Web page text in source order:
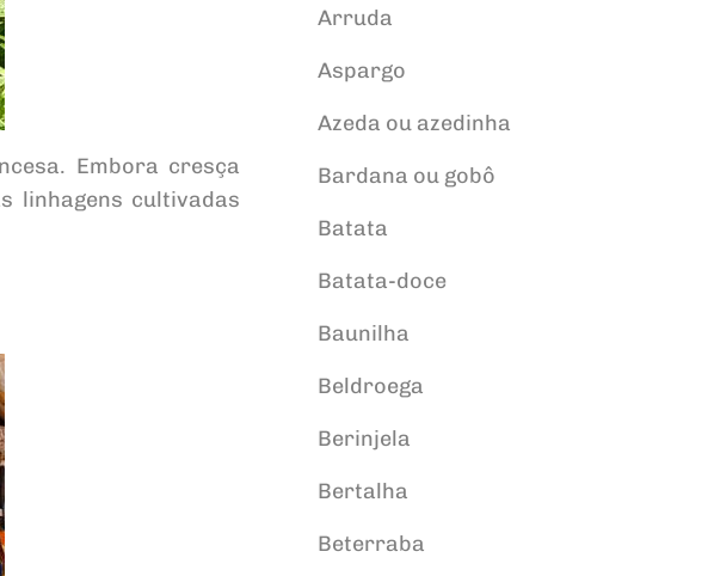
Embora cresça
linhagens cultivadas
Arruda
Aspargo
Azeda ou azedinha
Bardana ou gobô
Batata
Batata-doce
Baunilha
Beldroega
Berinjela
Bertalha
Beterraba